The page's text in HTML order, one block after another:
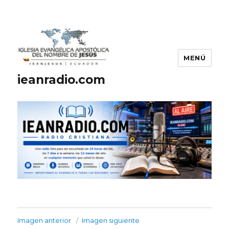
ieanradio.com
MENÚ
Imagen anterior Imagen siguiente